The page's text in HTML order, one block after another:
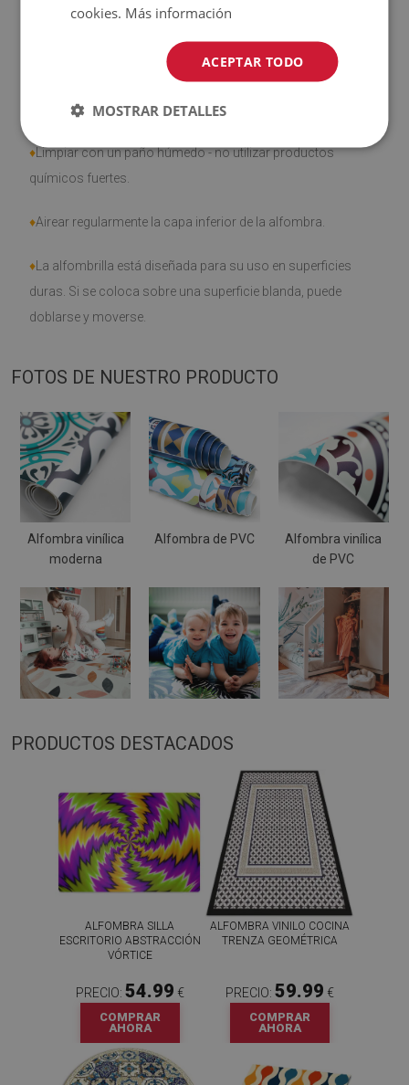
objeto de reclamación.
¿Cómo cuidar el producto?
♦ Limpiar con un paño húmedo - no utilizar productos
químicos fuertes.
♦Airear regularmente la capa inferior de la alfombra.
♦ La alfombrilla está diseñada para su uso en superficies
duras. Si se coloca sobre una superficie blanda, puede
doblarse y moverse.
FOTOS DE NUESTRO PRODUCTO
Alfombra vinílica
moderna
Alfombra de PVC
Alfombra vinílica
de PVC
PRODUCTOS DESTACADOS
ALFOMBRA SILLA
ESCRITORIO ABSTRACCIÓN
VÓRTICE
PRECIO: 54.99 €
COMPRAR
AHORA
ALFOMBRA VINILO COCINA
TRENZA GEOMÉTRICA
PRECIO: 59.99 €
COMPRAR
AHORA
cookies. Más información
ACEPTAR TODO
MOSTRAR DETALLES